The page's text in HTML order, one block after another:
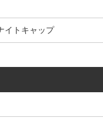
イトキャップ